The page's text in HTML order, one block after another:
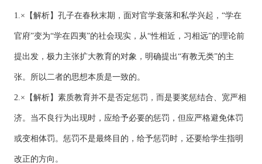
1.×【解析】孔子在春秋末期，面对官学衰落和私学兴起，“学在
官府”变为“学在四夷”的社会现实，从“性相近，习相远”的理论前
提出发，极力主张扩大教育的对象，明确提出“有教无类”的主
张。所以二者的思想本质是一致的。
2.×【解析】素质教育并不是否定惩罚，而是要奖惩结合、宽严相
济。当不良行为出现时，应给予必要的惩罚，但应严格避免体罚
或变相体罚。惩罚不是最终目的，给予惩罚时，还要给学生指明
改正的方向。